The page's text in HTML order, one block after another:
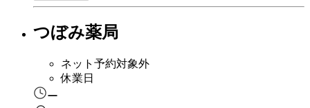
つぼみ薬局
ネット予約対象外
休業日
ー